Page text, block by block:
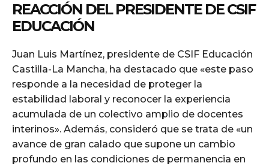
REACCIÓN DEL PRESIDENTE DE CSIF
EDUCACIÓN
Juan Luis Martínez, presidente de CSIF Educación
Castilla-La Mancha, ha destacado que «este paso
responde a la necesidad de proteger la
estabilidad laboral y reconocer la experiencia
acumulada de un colectivo amplio de docentes
interinos». Además, consideró que se trata de «un
avance de gran calado que supone un cambio
profundo en las condiciones de permanencia en